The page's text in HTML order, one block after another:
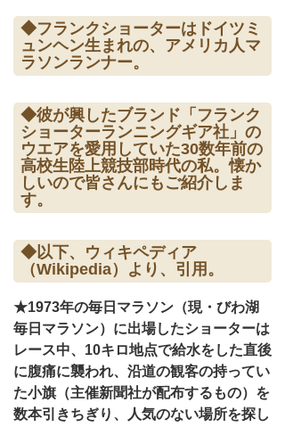
◆フランクショーターはドイツミ
ュンヘン生まれの、アメリカ人マ
ラソンランナー。
◆彼が興したブランド「フランク
ショーターランニングギア社」の
ウエアを愛用していた30数年前の
高校生陸上競技部時代の私。懐か
しいので皆さんにもご紹介しま
す。
◆以下、ウィキペディア
（Wikipedia）より、引用。
★1973年の毎日マラソン（現・びわ湖
毎日マラソン）に出場したショーターは
レース中、10キロ地点で給水をした直後
に腹痛に襲われ、沿道の観客の持ってい
た小旗（主催新聞社が配布するもの）を
数本引きちぎり、人気のない場所を探し